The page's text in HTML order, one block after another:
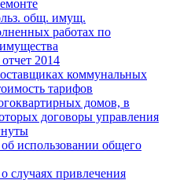
общ. имущ.
работах по
2014
коммунальных
тарифов
домов, в
договоры управления
использовании общего
случаях привлечения